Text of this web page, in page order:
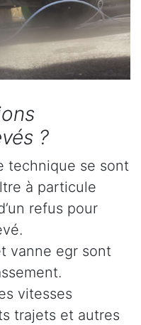
?
technique se sont
à particule
refus pour
vanne egr sont
vitesses
trajets et autres